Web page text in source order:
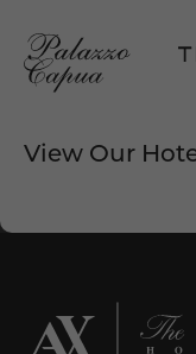
View Our